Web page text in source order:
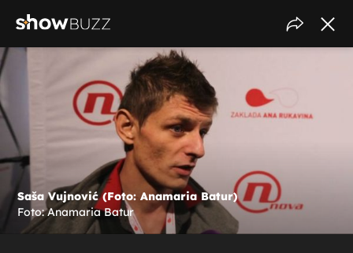
Saša Vujnović (Foto: Anamaria Batur)
Foto: Anamaria Batur